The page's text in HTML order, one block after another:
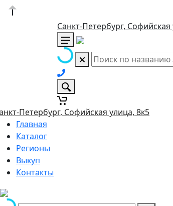
Санкт-Петербург, Софийская
Петербург, Софийская улица, 8к5
Главная
Каталог
Регионы
Выкуп
Контакты